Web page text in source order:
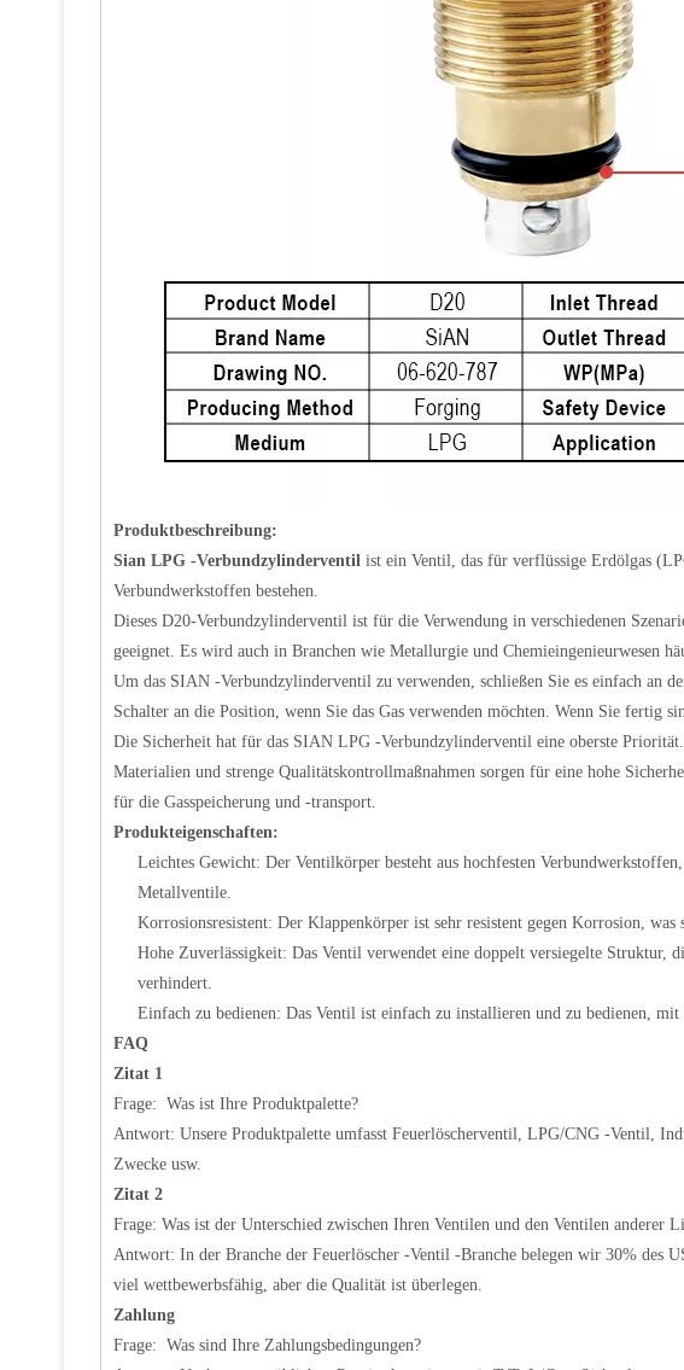
Produktbeschreibung:
Sian LPG -Verbundzylinderventil ist ein Ventil, das für verflüssige Erdölgas
Verbundwerkstoffen bestehen.
Dieses D20-Verbundzylinderventil ist für die Verwendung in verschiedenen
geeignet. Es wird auch in Branchen wie Metallurgie und Chemieingenieurwesen
Um das SIAN -Verbundzylinderventil zu verwenden, schließen Sie es einfach an
Schalter an die Position, wenn Sie das Gas verwenden möchten. Wenn Sie fertig
Die Sicherheit hat für das SIAN LPG -Verbundzylinderventil eine oberste
Materialien und strenge Qualitätskontrollmaßnahmen sorgen für eine hohe
für die Gasspeicherung und -transport.
Produkteigenschaften:
Leichtes Gewicht: Der Ventilkörper besteht aus hochfesten
Metallventile.
Korrosionsresistent: Der Klappenkörper ist sehr resistent gegen Korrosion, was
Hohe Zuverlässigkeit: Das Ventil verwendet eine doppelt versiegelte Struktur,
verhindert.
Einfach zu bedienen: Das Ventil ist einfach zu installieren und zu bedienen,
FAQ
Zitat 1
Frage: Was ist Ihre Produktpalette?
Antwort: Unsere Produktpalette umfasst Feuerlöscherventil, LPG/CNG -Ventil,
Zwecke usw.
Zitat 2
Frage: Was ist der Unterschied zwischen Ihren Ventilen und den Ventilen anderer
Antwort: In der Branche der Feuerlöscher -Ventil -Branche belegen wir 30% des
viel wettbewerbsfähig, aber die Qualität ist überlegen.
Zahlung
Frage: Was sind Ihre Zahlungsbedingungen?